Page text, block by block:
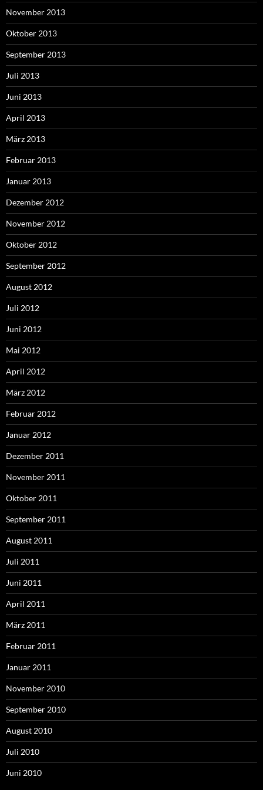
November 2013
Oktober 2013
September 2013
Juli 2013
Juni 2013
April 2013
März 2013
Februar 2013
Januar 2013
Dezember 2012
November 2012
Oktober 2012
September 2012
August 2012
Juli 2012
Juni 2012
Mai 2012
April 2012
März 2012
Februar 2012
Januar 2012
Dezember 2011
November 2011
Oktober 2011
September 2011
August 2011
Juli 2011
Juni 2011
April 2011
März 2011
Februar 2011
Januar 2011
November 2010
September 2010
August 2010
Juli 2010
Juni 2010